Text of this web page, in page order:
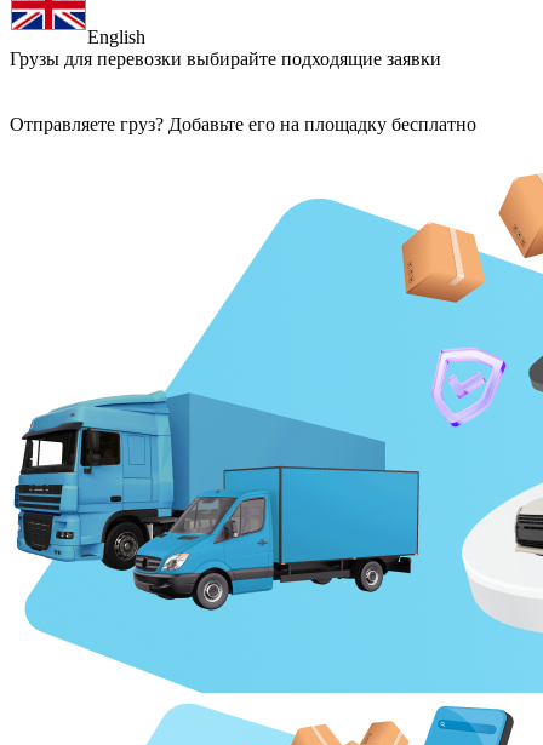
English
Грузы для перевозки выбирайте подходящие заявки
Отправляете груз? Добавьте его на площадку бесплатно